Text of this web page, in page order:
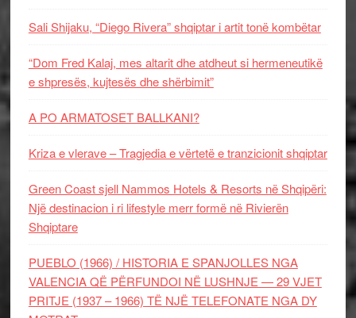
Sali Shijaku, “Diego Rivera” shqiptar i artit tonë kombëtar
“Dom Fred Kalaj, mes altarit dhe atdheut si hermeneutikë
e shpresës, kujtesës dhe shërbimit”
A PO ARMATOSET BALLKANI?
Kriza e vlerave – Tragjedia e vërtetë e tranzicionit shqiptar
Green Coast sjell Nammos Hotels & Resorts në Shqipëri:
Një destinacion i ri lifestyle merr formë në Rivierën
Shqiptare
PUEBLO (1966) / HISTORIA E SPANJOLLES NGA
VALENCIA QË PËRFUNDOI NË LUSHNJE — 29 VJET
PRITJE (1937 – 1966) TË NJË TELEFONATE NGA DY